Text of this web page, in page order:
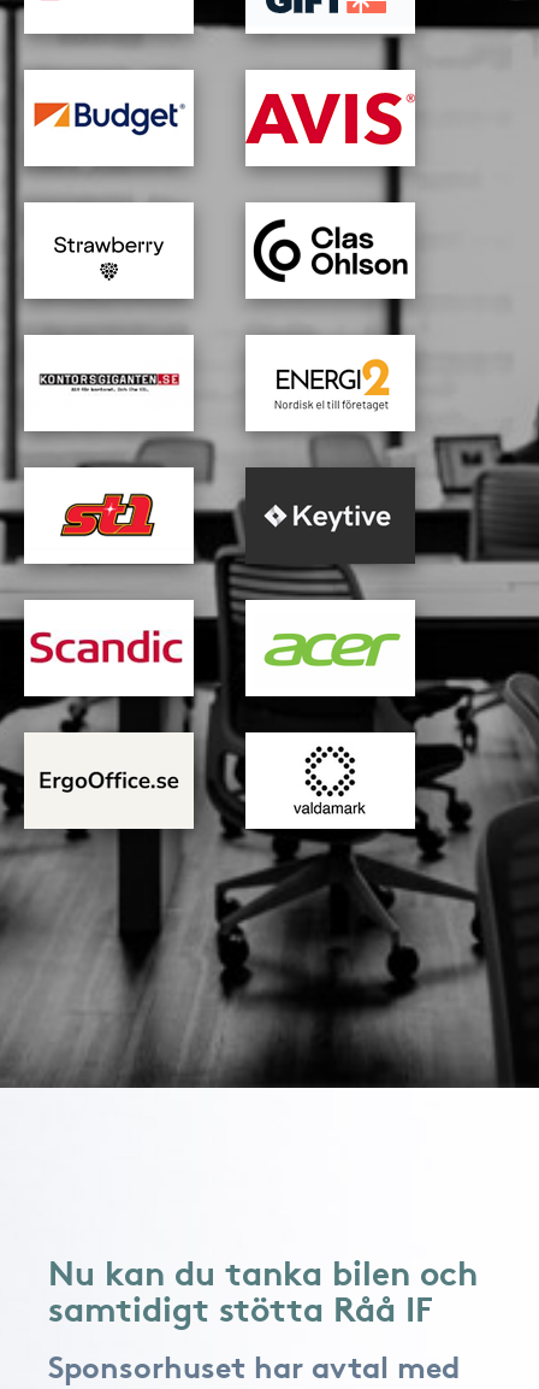
Nu kan du tanka bilen och
samtidigt stötta Råå IF
Sponsorhuset har avtal med